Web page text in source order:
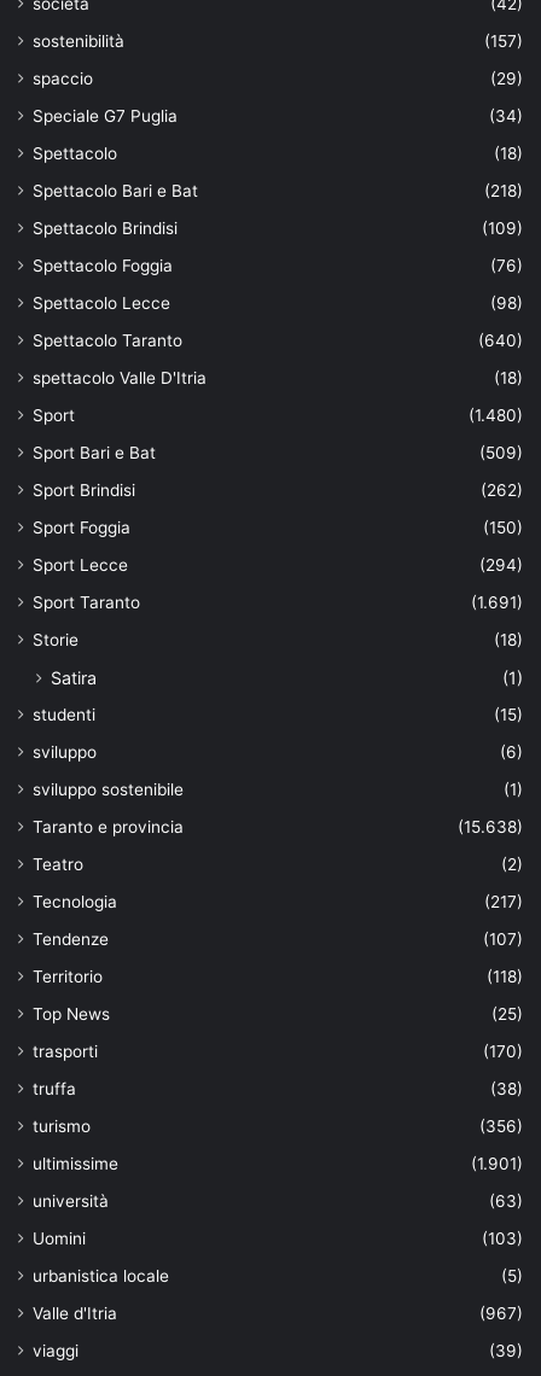
sostenibilità
(157)
spaccio
(29)
Speciale G7 Puglia
(34)
Spettacolo
(18)
Spettacolo Bari e Bat
(218)
Spettacolo Brindisi
(109)
Spettacolo Foggia
(76)
Spettacolo Lecce
(98)
Spettacolo Taranto
(640)
spettacolo Valle D'Itria
(18)
Sport
(1.480)
Sport Bari e Bat
(509)
Sport Brindisi
(262)
Sport Foggia
(150)
Sport Lecce
(294)
Sport Taranto
(1.691)
Storie
(18)
Satira (1)
studenti
(15)
sviluppo
(6)
sviluppo sostenibile
(1)
Taranto e provincia
(15.638)
Teatro
(2)
Tecnologia
(217)
Tendenze
(107)
Territorio
(118)
Top News
(25)
trasporti
(170)
truffa
(38)
turismo
(356)
ultimissime
(1.901)
università
(63)
Uomini
(103)
urbanistica locale
(5)
Valle d'Itria
(967)
viaggi
(39)